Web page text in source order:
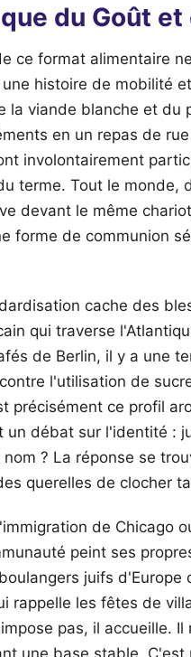
du Goût
ce format alimentaire
histoire de mobilité
la viande blanche et du
en un repas de
involontairement
terme. Tout le monde,
devant le même
forme de communion
cache des
qui traverse
de Berlin, il y a une
l'utilisation de
précisément ce profil
un débat sur l'identité :
? La réponse se
querelles de clocher
de Chicago
peint ses
juifs
rappelle les fêtes de
pas, il accueille.